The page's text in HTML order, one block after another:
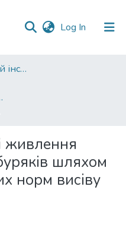
Log In (current)
Навчально-науковий інститут агротехнологій, селекції та екології
живлення
шляхом
норм висіву